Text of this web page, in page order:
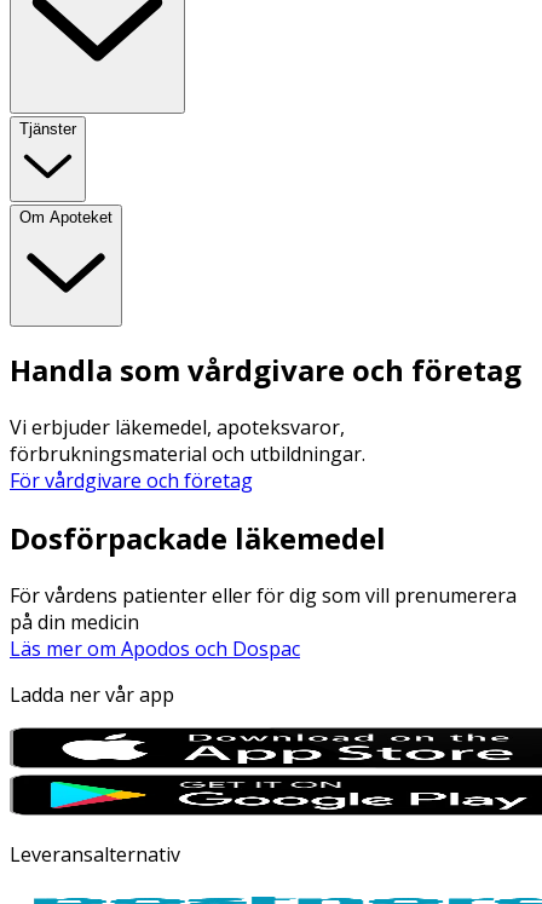
Tjänster
Om Apoteket
Handla som vårdgivare och företag
Vi erbjuder läkemedel, apoteksvaror,
förbrukningsmaterial och utbildningar.
För vårdgivare och företag
Dosförpackade läkemedel
För vårdens patienter eller för dig som vill prenumerera
på din medicin
Läs mer om Apodos och Dospac
Ladda ner vår app
Leveransalternativ